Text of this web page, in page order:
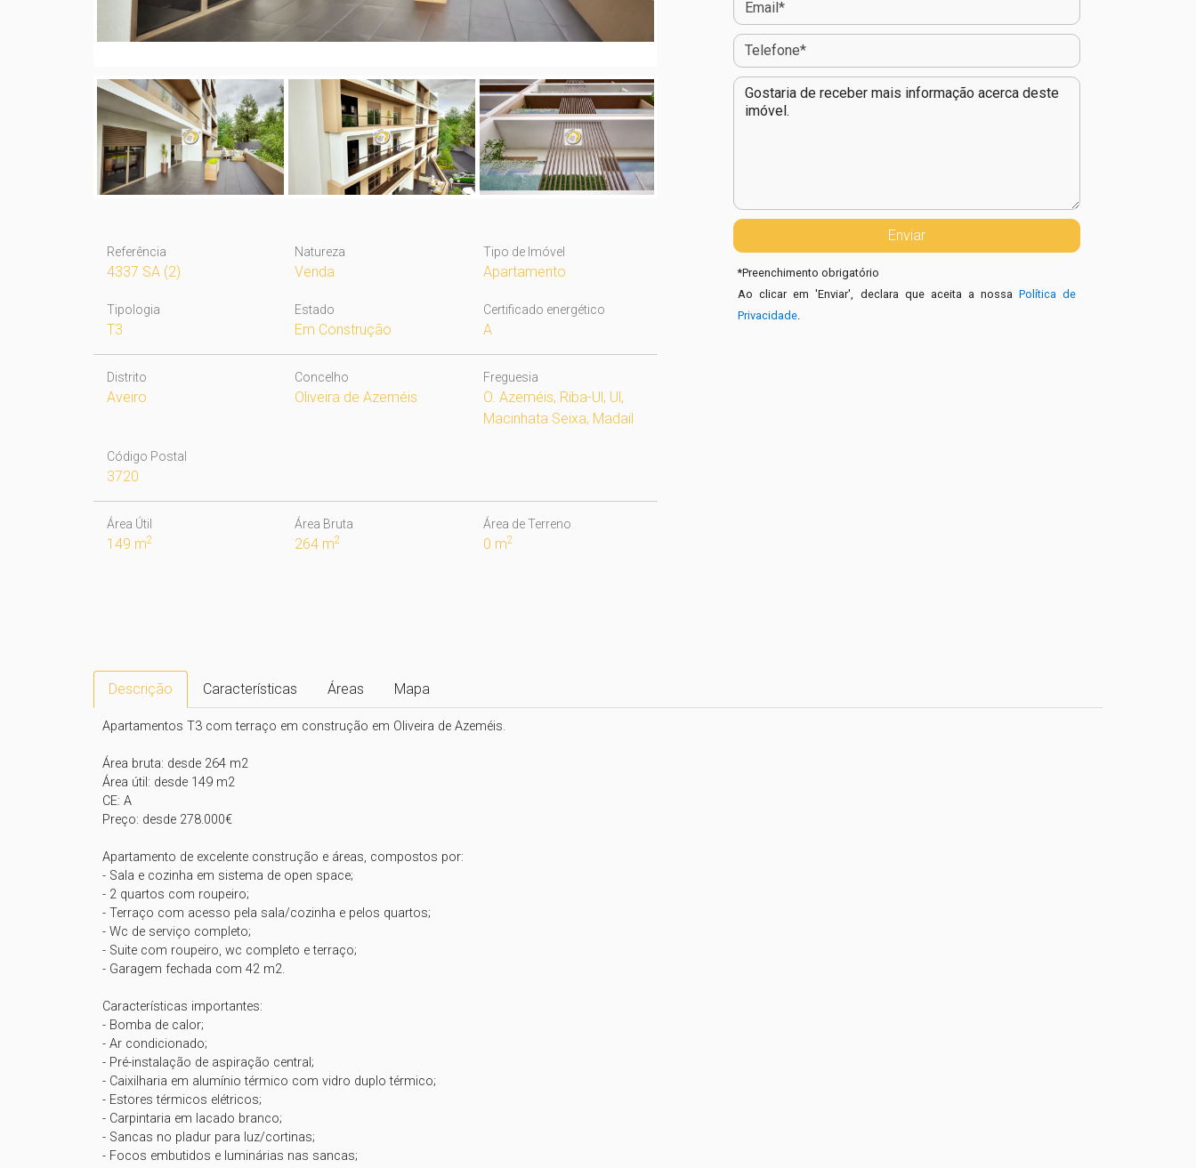
Referência
4337 SA (2)
Natureza
Venda
Tipo de Imóvel
Apartamento
Tipologia
T3
Estado
Em Construção
Certificado energético
A
Distrito
Aveiro
Concelho
Oliveira de Azeméis
Freguesia
O. Azeméis, Riba-Ul, Ul,
Macinhata Seixa, Madail
Código Postal
3720
Área Útil
149 m2
Área Bruta
264 m2
Área de Terreno
0 m2
*Preenchimento obrigatório
Ao clicar em 'Enviar', declara que aceita a nossaPolítica de
Privacidade.
Descrição Características Áreas Mapa
Apartamentos T3 com terraço em construção em Oliveira de Azeméis.
Área bruta: desde 264 m2
Área útil: desde 149 m2
CE: A
Preço: desde 278.000€
Apartamento de excelente construção e áreas, compostos por:
- Sala e cozinha em sistema de open space;
- 2 quartos com roupeiro;
- Terraço com acesso pela sala/cozinha e pelos quartos;
- Wc de serviço completo;
- Suite com roupeiro, wc completo e terraço;
- Garagem fechada com 42 m2.
Características importantes:
- Bomba de calor;
- Ar condicionado;
- Pré-instalação de aspiração central;
- Caixilharia em alumínio térmico com vidro duplo térmico;
- Estores térmicos elétricos;
- Carpintaria em lacado branco;
- Sancas no pladur para luz/cortinas;
- Focos embutidos e luminárias nas sancas;